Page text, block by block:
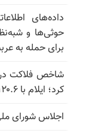
داده‌های
حوثی‌ها و
برای حمله به
کرد؛ ایلام با ۱۲۰.۶ درصد در صدر
اجلاس شورای